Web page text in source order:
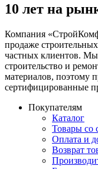
10 лет на
Компания
продаже
частных клиентов.
строительство и
материалов, поэтому
сертифицированные
Покупателям
Каталог
Товары со
Оплата и
Возврат